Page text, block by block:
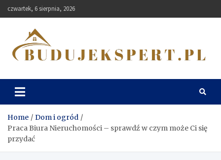
to
czwartek, 6 sierpnia, 2026
Budujekspert
Home
Dom i ogród
Praca Biura Nieruchomości – sprawdź w czym może Ci się
przydać